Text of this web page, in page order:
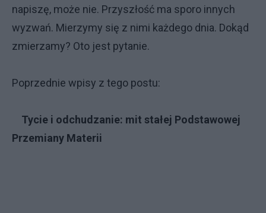
napiszę, może nie. Przyszłość ma sporo innych
wyzwań. Mierzymy się z nimi każdego dnia. Dokąd
zmierzamy? Oto jest pytanie.
Poprzednie wpisy z tego postu:
Tycie i odchudzanie: mit stałej Podstawowej
Przemiany Materii